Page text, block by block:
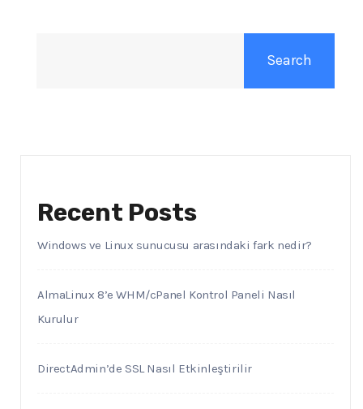
Search
Recent Posts
Windows ve Linux sunucusu arasındaki fark nedir?
AlmaLinux 8’e WHM/cPanel Kontrol Paneli Nasıl
Kurulur
DirectAdmin’de SSL Nasıl Etkinleştirilir